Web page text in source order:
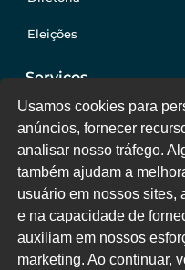
Eleições
Serviços
Jurídico
Oportunidades
Clube de Vantagens
Área Colaborador
Usamos cookies para
anúncios, fornecer
analisar nosso tráfego.
também ajudam a
usuário em nossos sites,
e na capacidade de
auxiliam em nossos
marketing. Ao continuar,